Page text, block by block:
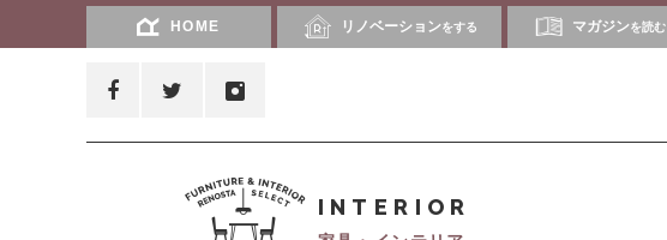
HOME リノベーションをする マガジンを読む
INTERIOR